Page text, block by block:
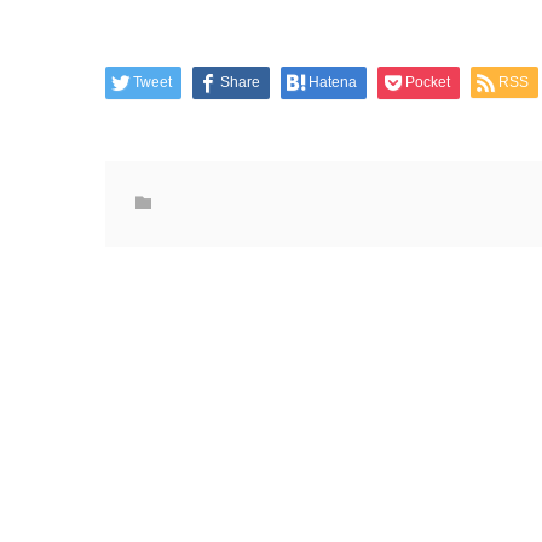
Tweet Share Hatena Pocket RSS